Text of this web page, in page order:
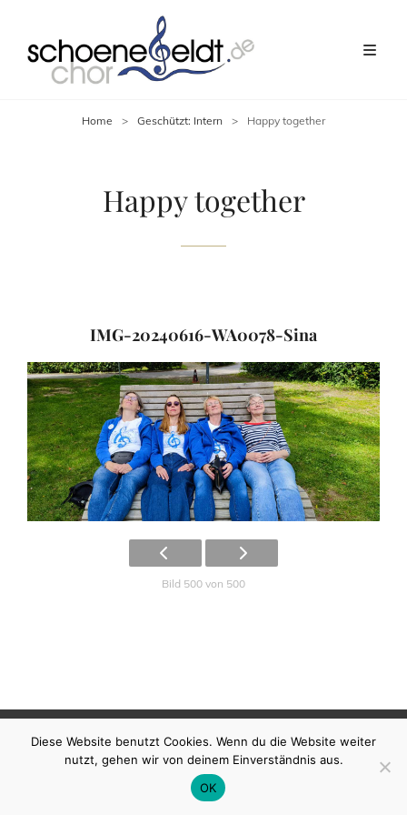
Home > Geschützt: Intern > Happy together
Happy together
IMG-20240616-WA0078-Sina
Bild 500 von 500
COPYRIGHT © 2026 SCHOENEFELDT | MY MUSIC
BAND BY
CATCH THEMES
Diese Website benutzt Cookies. Wenn du die Website weiter
nutzt, gehen wir von deinem Einverständnis aus.
OK